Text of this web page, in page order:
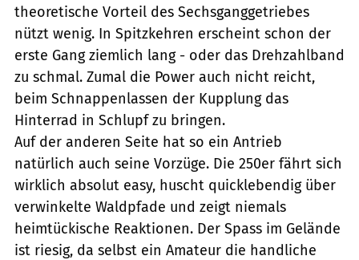
theoretische Vorteil des Sechsganggetriebes
nützt wenig. In Spitzkehren erscheint schon der
erste Gang ziemlich lang - oder das Drehzahlband
zu schmal. Zumal die Power auch nicht reicht,
beim Schnappenlassen der Kupplung das
Hinterrad in Schlupf zu bringen.
Auf der anderen Seite hat so ein Antrieb
natürlich auch seine Vorzüge. Die 250er fährt sich
wirklich absolut easy, huscht quicklebendig über
verwinkelte Waldpfade und zeigt niemals
heimtückische Reaktionen. Der Spass im Gelände
ist riesig, da selbst ein Amateur die handliche